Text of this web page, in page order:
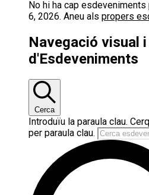
No hi ha cap esdeveniments
6, 2026. Aneu als propers
Navegació visual
d'Esdeveniments
Cerca
Introduïu la paraula clau.
per paraula clau.